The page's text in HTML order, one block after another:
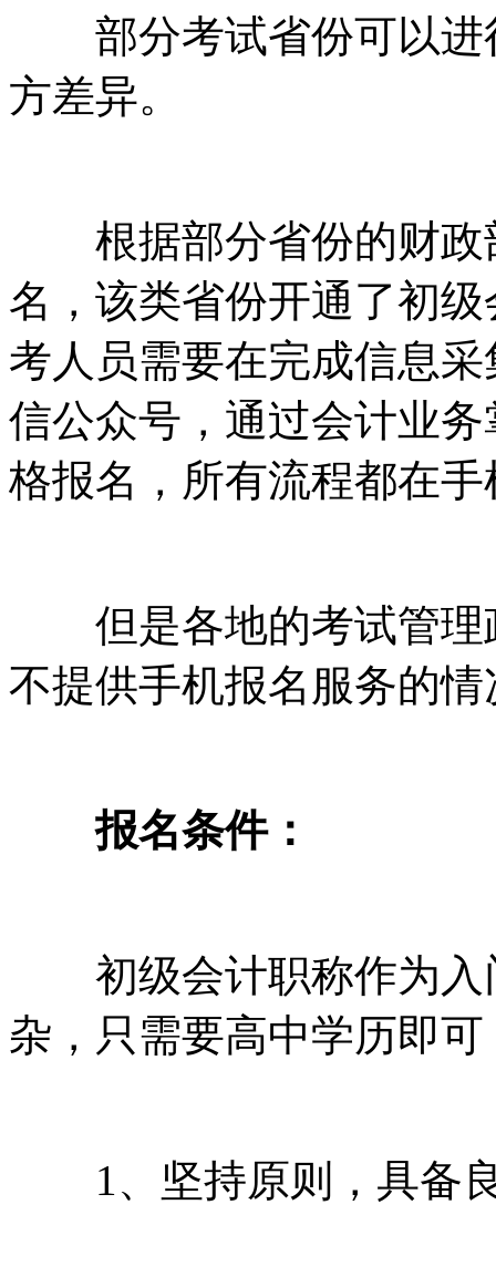
部分考试省份可以进
方差异。
根据部分省份的财政
名，该类省份开通了初
考人员需要在完成信息
信公众号，通过会计业
格报名，所有流程都在
但是各地的考试管理
不提供手机报名服务的情
报名条件：
初级会计职称作为入
杂，只需要高中学历即
1、坚持原则，具备良